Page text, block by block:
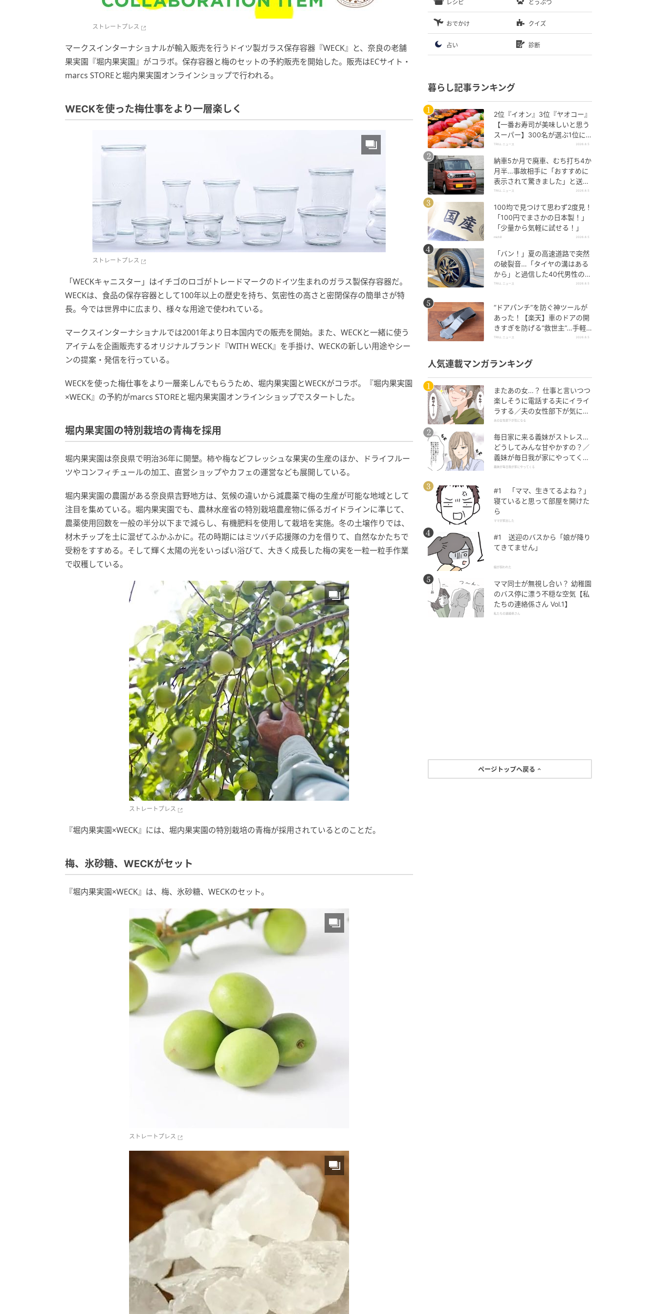
ストレートプレス
マークスインターナショナルが輸⼊販売を⾏うドイツ製ガラス保存容器『WECK』と、奈良の老舗
果実園『堀内果実園』がコラボ。保存容器と梅のセットの予約販売を開始した。販売はECサイト・
marcs STOREと堀内果実園オンラインショップで行われる。
WECKを使った梅仕事をより一層楽しく
ストレートプレス
「WECKキャニスター」はイチゴのロゴがトレードマークのドイツ生まれのガラス製保存容器だ。
WECKは、食品の保存容器として100年以上の歴史を持ち、気密性の高さと密閉保存の簡単さが特
長。今では世界中に広まり、様々な用途で使われている。
マークスインターナショナルでは2001年より日本国内での販売を開始。また、WECKと一緒に使う
アイテムを企画販売するオリジナルブランド『WITH WECK』を手掛け、WECKの新しい用途やシー
ンの提案・発信を行っている。
WECKを使った梅仕事をより一層楽しんでもらうため、堀内果実園とWECKがコラボ。『堀内果実園
×WECK』の予約がmarcs STOREと堀内果実園オンラインショップでスタートした。
堀内果実園の特別栽培の青梅を採用
堀内果実園は奈良県で明治36年に開墾。柿や梅などフレッシュな果実の生産のほか、ドライフルー
ツやコンフィチュールの加工、直営ショップやカフェの運営なども展開している。
堀内果実園の農園がある奈良県吉野地方は、気候の違いから減農薬で梅の生産が可能な地域として
注目を集めている。堀内果実園でも、農林水産省の特別栽培農産物に係るガイドラインに準じて、
農薬使用回数を一般の半分以下まで減らし、有機肥料を使用して栽培を実施。冬の土壌作りでは、
材木チップを土に混ぜてふかふかに。花の時期にはミツバチ応援隊の力を借りて、自然なかたちで
受粉をすすめる。そして輝く太陽の光をいっぱい浴びて、大きく成長した梅の実を一粒一粒手作業
で収穫している。
ストレートプレス
『堀内果実園×WECK』には、堀内果実園の特別栽培の青梅が採用されているとのことだ。
梅、氷砂糖、WECKがセット
『堀内果実園×WECK』は、梅、氷砂糖、WECKのセット。
ストレートプレス
レシピ どうぶつ
おでかけ クイズ
占い 診断
暮らし記事ランキング
2位『イオン』3位『ヤオコー』
【一番お寿司が美味しいと思う
スーパー】300名が選ぶ1位に
「本格的な美味しさ」「食べ応
TRILL ニュース 2026.8.5
納車5か月で廃車、むち打ち4か
月半…事故相手に「おすすめに
表示されて驚きました」と送っ
た結末
TRILL ニュース 2026.8.5
100均で見つけて思わず2度見！
「100円でまさかの日本製！」
「少量から気軽に試せる！」
michill 2026.8.5
「バン！」夏の高速道路で突然
の破裂音…「タイヤの溝はある
から」と過信した40代男性の後
悔
TRILL ニュース 2026.8.5
“ドアパンチ”を防ぐ神ツールが
あった！【楽天】車のドアの開
きすぎを防げる“救世主”…手軽
で「子どもの乗り降りに便利」
TRILL ニュース 2026.8.5
人気連載マンガランキング
またあの女…？ 仕事と言いつつ
楽しそうに電話する夫にイライ
ラする／夫の女性部下が気にな
る（1）【夫婦の危機 まんが】
夫の女性部下が気になる
毎日家に来る義妹がストレス…
どうしてみんな甘やかすの？／
義妹が毎日我が家にやってくる
（1）【義父母がシンドイんで
義妹が毎日我が家にやってくる
#1 「ママ、生きてるよね？」
寝ていると思って部屋を開けた
ら
ママが家出した
#1 送迎のバスから「娘が降り
てきてません」
娘が拐われた
ママ同士が無視し合い？ 幼稚園
のバス停に漂う不穏な空気【私
たちの連絡係さん Vol.1】
私たちの連絡係さん
ページトップへ戻る